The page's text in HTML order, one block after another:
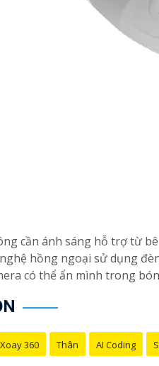
cần ánh sáng hỗ trợ từ
hồng ngoại sử dụng
có thể ẩn mình trong
Xoay 360 Thân AI Coding